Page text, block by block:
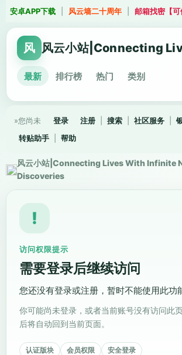
安卓APP下载 风云墙二十周年 邮箱找密【可
风
最新 排行榜 热门 类别
»您尚未 登录 注册 搜索 社区服务
转贴助手
帮助
风云小站|Connecting Lives With Infinite
Discoveries
!
访问权限提示
需要登录后继续访问
您还没有登录或注册，暂时不能使用此功
你可能尚未登录，或者当前账号没有访问此
后将自动回到当前页面。
认证版块 会员权限 安全登录